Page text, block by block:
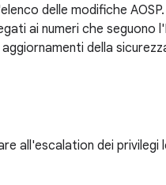
delle modifiche
ai numeri che seguono
della
all'escalation dei privilegi